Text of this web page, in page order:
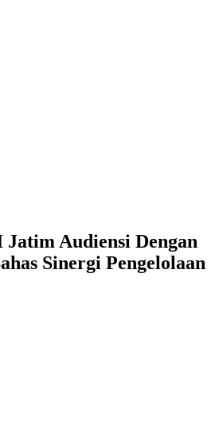
Audiensi Dengan
Sinergi Pengelolaan